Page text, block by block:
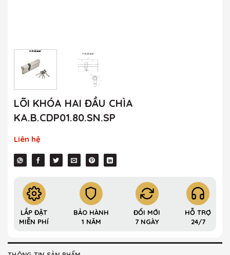
LÕI KHÓA HAI ĐẦU CHÌA
KA.B.CDP01.80.SN.SP
Liên hệ
LẮP ĐẶT
MIỄN PHÍ
BẢO HÀNH
1 NĂM
ĐỔI MỚI
7 NGÀY
HỖ TRỢ
24/7